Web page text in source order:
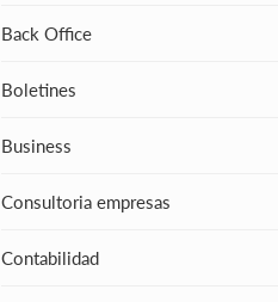
Back Office
Boletines
Business
Consultoria empresas
Contabilidad